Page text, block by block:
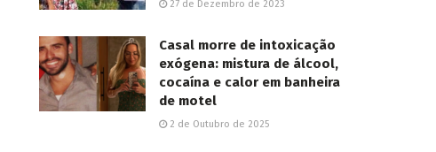
27 de Dezembro de 2023
Casal morre de intoxicação
exógena: mistura de álcool,
cocaína e calor em banheira
de motel
2 de Outubro de 2025